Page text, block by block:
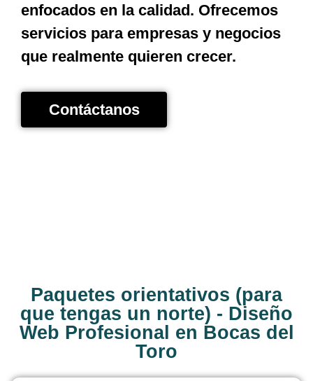
enfocados en la calidad. Ofrecemos
servicios para empresas y negocios
que realmente quieren crecer.
Contáctanos
Paquetes orientativos (para
que tengas un norte) - Diseño
Web Profesional en Bocas del
Toro